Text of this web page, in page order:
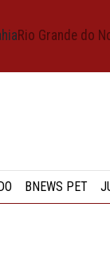
Rio Grande do
BNEWS PET